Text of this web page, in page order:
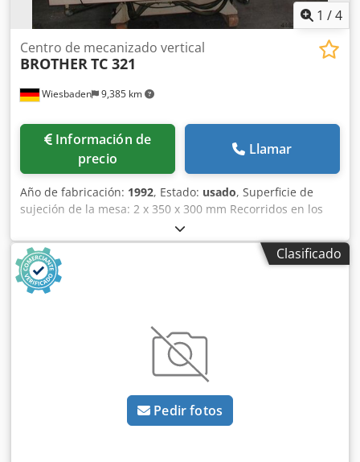
para más información o una oferta sin compromiso. Le
asesoramos de manera personalizada y competente.
1 /4
Wiesbaden 9,385 km
Centro de mecanizado vertical
BROTHERTC 321
Información de
precio
Llamar
Año de fabricación: 1992, Estado: usado, Superficie de
sujeción de la mesa: 2 x 350 x 300 mm Recorridos en los
ejes x/y/z: 700/300/250 mm Portaherramientas: BT 30 ISA
Distancia mínima/máxima entre la mesa y el husillo: 450
mm Velocidades de giro del husillo: 6 - 6000 rpm Número
de posiciones para herramientas: 10 unidades Avances: 5 -
10000 mm/min Codpfx Afecaldxouorf Avance rápido: x e
Conexión eléctrica: 400 V kW Peso: 2600 kg Espacio
requerido: 2540 x 1900 x 2020 mm (alto)
Clasificado
Pedir fotos